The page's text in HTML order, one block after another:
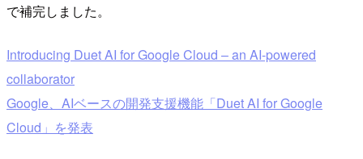
で補完しました。
Introducing Duet AI for Google Cloud – an AI-powered
collaborator
Google、AIベースの開発支援機能「Duet AI for Google
Cloud」を発表